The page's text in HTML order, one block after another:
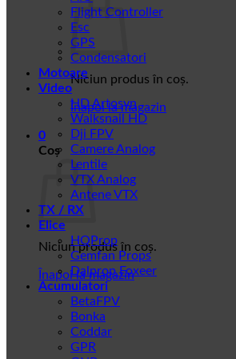
Niciun produs în coș.
Înapoi la magazin
0
Coș
Niciun produs în coș.
Înapoi la magazin
Flight Controller
Esc
GPS
Condensatori
Motoare
Video
HD Artosyn
Walksnail HD
Dji FPV
Camere Analog
Lentile
VTX Analog
Antene VTX
TX / RX
Elice
HQProp
Gemfan Props
Dalprop Foxeer
Acumulatori
BetaFPV
Bonka
Coddar
GPR